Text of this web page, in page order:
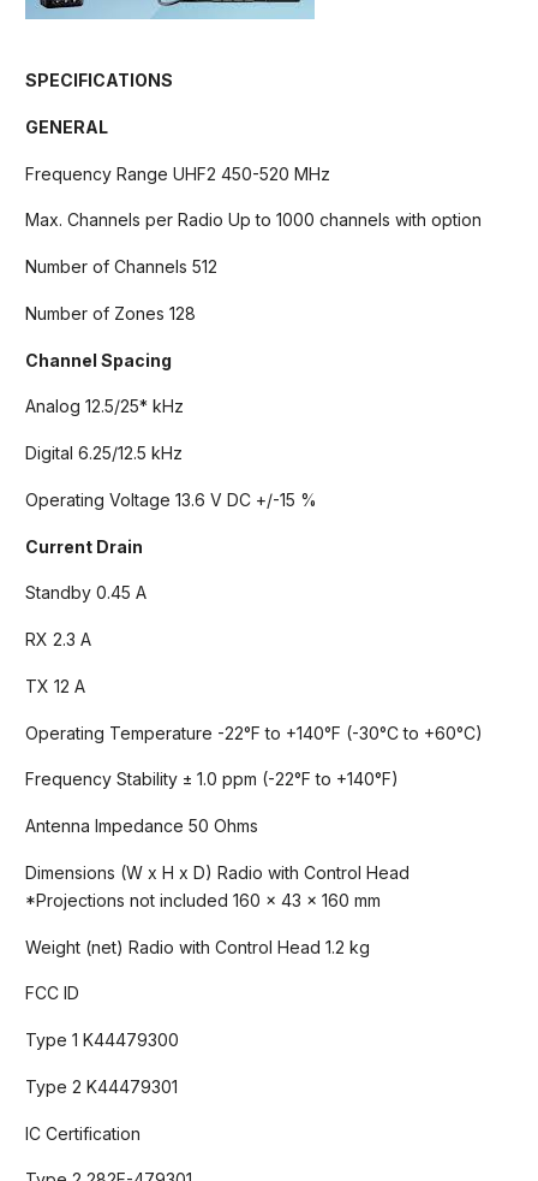
SPECIFICATIONS
GENERAL
Frequency Range UHF2 450-520 MHz
Max. Channels per Radio Up to 1000 channels with option
Number of Channels 512
Number of Zones 128
Channel Spacing
Analog 12.5/25* kHz
Digital 6.25/12.5 kHz
Operating Voltage 13.6 V DC +/-15 %
Current Drain
Standby 0.45 A
RX 2.3 A
TX 12 A
Operating Temperature -22°F to +140°F (-30°C to +60°C)
Frequency Stability ± 1.0 ppm (-22°F to +140°F)
Antenna Impedance 50 Ohms
Dimensions (W x H x D) Radio with Control Head
*Projections not included 160 x 43 x 160 mm
Weight (net) Radio with Control Head 1.2 kg
FCC ID
Type 1 K44479300
Type 2 K44479301
IC Certification